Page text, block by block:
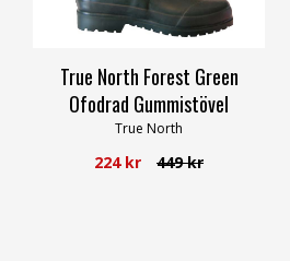
True North Forest Green
Ofodrad Gummistövel
True North
224 kr 449 kr